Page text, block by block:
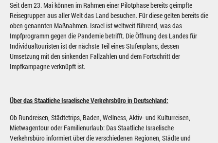
Seit dem 23. Mai können im Rahmen einer Pilotphase bereits geimpfte
Reisegruppen aus aller Welt das Land besuchen. Für diese gelten bereits die
oben genannten Maßnahmen. Israel ist weltweit führend, was das
Impfprogramm gegen die Pandemie betrifft. Die Öffnung des Landes für
Individualtouristen ist der nächste Teil eines Stufenplans, dessen
Umsetzung mit den sinkenden Fallzahlen und dem Fortschritt der
Impfkampagne verknüpft ist.
Über das Staatliche Israelische Verkehrsbüro in Deutschland:
Ob Rundreisen, Städtetrips, Baden, Wellness, Aktiv- und Kulturreisen,
Mietwagentour oder Familienurlaub: Das Staatliche Israelische
Verkehrsbüro informiert über die verschiedenen Regionen, Städte und